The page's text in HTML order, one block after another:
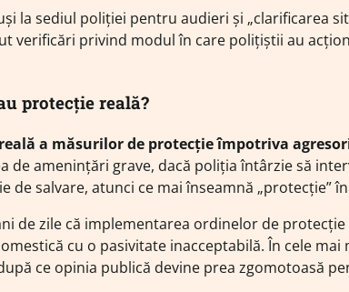
la sediul poliției pentru audieri și „clarificarea
verificări privind modul în care polițiștii au
protecție reală?
a măsurilor de protecție împotriva
amenințări grave, dacă poliția întârzie să
salvare, atunci ce mai înseamnă „protecție”
de zile că implementarea ordinelor de protecție
cu o pasivitate inacceptabilă. În cele mai
ce opinia publică devine prea zgomotoasă